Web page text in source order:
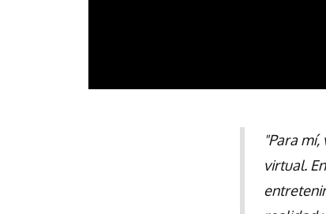
"Para
virtual.